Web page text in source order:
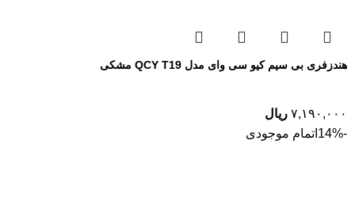
هندزفری بی سیم کیو سی وای مدل QCY T19 مشکی
۷,۱۹۰,۰۰۰ ریال
-14%
اتمام موجودی